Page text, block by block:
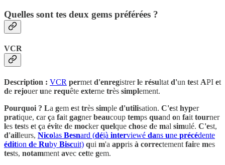
Quelles sont tes deux gems préférées ?
VCR
Description : VCR permet d'enregistrerle résultat d'un test API et
de rejouerune requête externe très simplement.
Pourquoi ? La gem est très simple d'utilisation. C'est hyper
pratique, carça fait gagnerbeaucoup temps quand on fait tourner
les tests et ça évite de mockerquelque chose de mal simulé. C'est,
d'ailleurs, Nicolas Besnard (déjà interviewé dans une précédente
édition de Ruby Biscuit) qui m'a appris à correctement faire mes
tests, notamment avec cette gem.